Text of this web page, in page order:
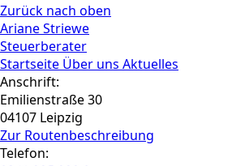
Zurück nach oben
Ariane Striewe
Steuerberater
Startseite Über uns Aktuelles
Anschrift:
Emilienstraße 30
04107 Leipzig
Zur Routen­beschreibung
Telefon: